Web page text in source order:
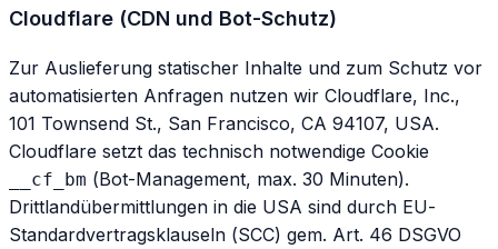
Cloudflare (CDN und Bot-Schutz)
Zur Auslieferung statischer Inhalte und zum Schutz vor
automatisierten Anfragen nutzen wir Cloudflare, Inc.,
101 Townsend St., San Francisco, CA 94107, USA.
Cloudflare setzt das technisch notwendige Cookie
__cf_bm (Bot-Management, max. 30 Minuten).
Drittlandübermittlungen in die USA sind durch EU-
Standardvertragsklauseln (SCC) gem. Art. 46 DSGVO